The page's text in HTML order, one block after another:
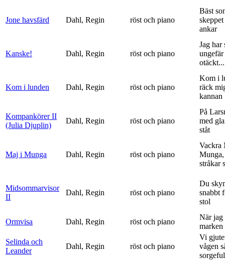
Jone havsfärd Dahl, Regin röst och piano
Bäst
ankar
Kanske! Dahl, Regin röst och piano
Jag har
otäckt...
Kom i lunden Dahl, Regin röst och piano
Kom i
räck
kannan
Kompankörer II
(Julia Djuplin)
Dahl, Regin röst och piano
På
med
ståt
Maj i Munga Dahl, Regin röst och piano
Vackra
stråkar
Midsommarvisor
II
Dahl, Regin röst och piano
Du
snabbt
stol
Ormvisa Dahl, Regin röst och piano
När jag
marken
Selinda och
Leander
Dahl, Regin röst och piano
Vi
vågen